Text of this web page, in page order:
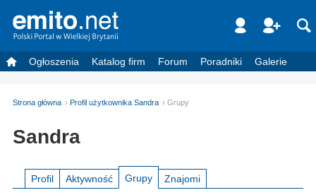
Ogłoszenia Katalog firm Forum Poradniki Galerie
Strona główna Profil użytkownika Sandra Grupy
Sandra
Profil Aktywność Grupy Znajomi